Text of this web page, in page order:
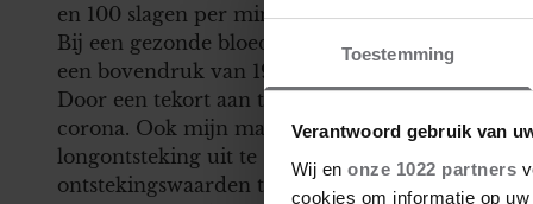
Toestemming
Verantwoord gebruik van
Wij en onze 1022 partners
cookies om informatie op
en 100 slagen per minuut, die van mij was 130.
Bij een gezonde bloeddruk ligt de bovendruk
een bovendruk van 194 en een onderdruk van
Door een tekort aan testen werd er op dat
corona. Ook mijn man en ik werden niet getest.
longontsteking uit te sluiten, nam hij bloed bij
ontstekingswaarden te hebben. Het vermoeden